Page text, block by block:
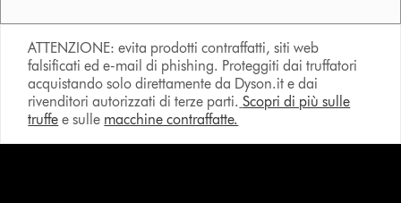
ATTENZIONE: evita prodotti contraffatti, siti web
falsificati ed e-mail di phishing. Proteggiti dai truffatori
acquistando solo direttamente da Dyson.it e dai
rivenditori autorizzati di terze parti. Scopri di più sulle
truffe e sulle macchine contraffatte.